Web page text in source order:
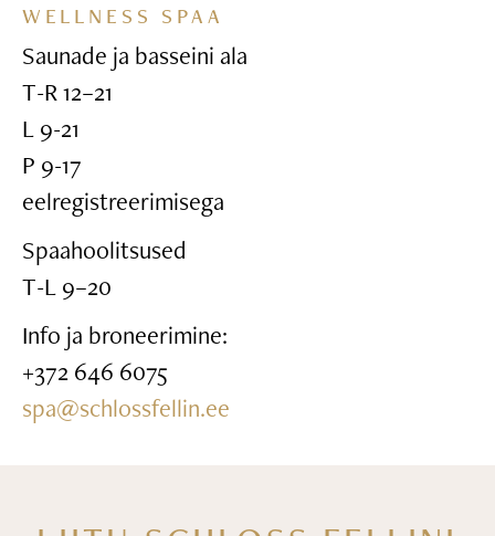
WELLNESS SPAA
Saunade ja basseini ala
T-R 12–21
L 9-21
P 9-17
eelregistreerimisega
Spaahoolitsused
T-L 9–20
Info ja broneerimine:
+372 646 6075
spa@schlossfellin.ee